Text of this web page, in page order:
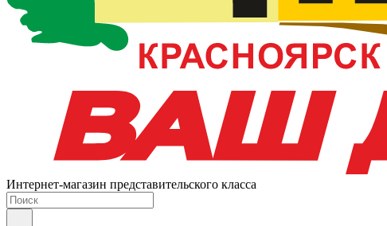
Интернет-магазин представительского класса